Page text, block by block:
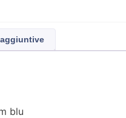
blu